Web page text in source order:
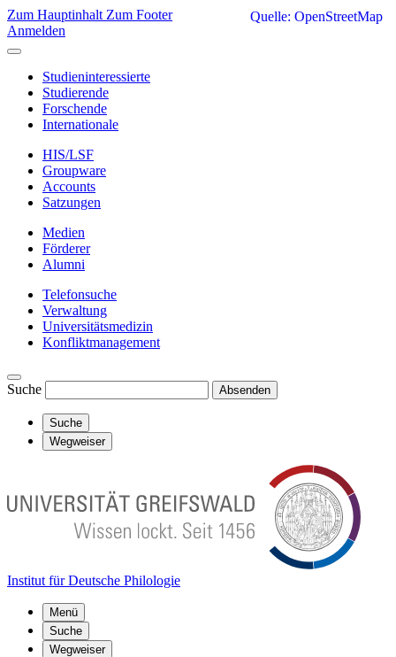
Zum Hauptinhalt Zum Footer
Anmelden
Studieninteressierte
Studierende
Forschende
Internationale
HIS/LSF
Groupware
Accounts
Satzungen
Medien
Förderer
Alumni
Telefonsuche
Verwaltung
Universitätsmedizin
Konfliktmanagement
Suche Absenden
Suche
Wegweiser
Institut für Deutsche Philologie
Menü
Suche
Wegweiser
Quelle: OpenStreetMap